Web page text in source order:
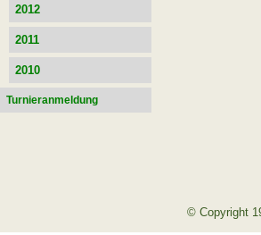
2012
2011
2010
Turnieranmeldung
© Copyright